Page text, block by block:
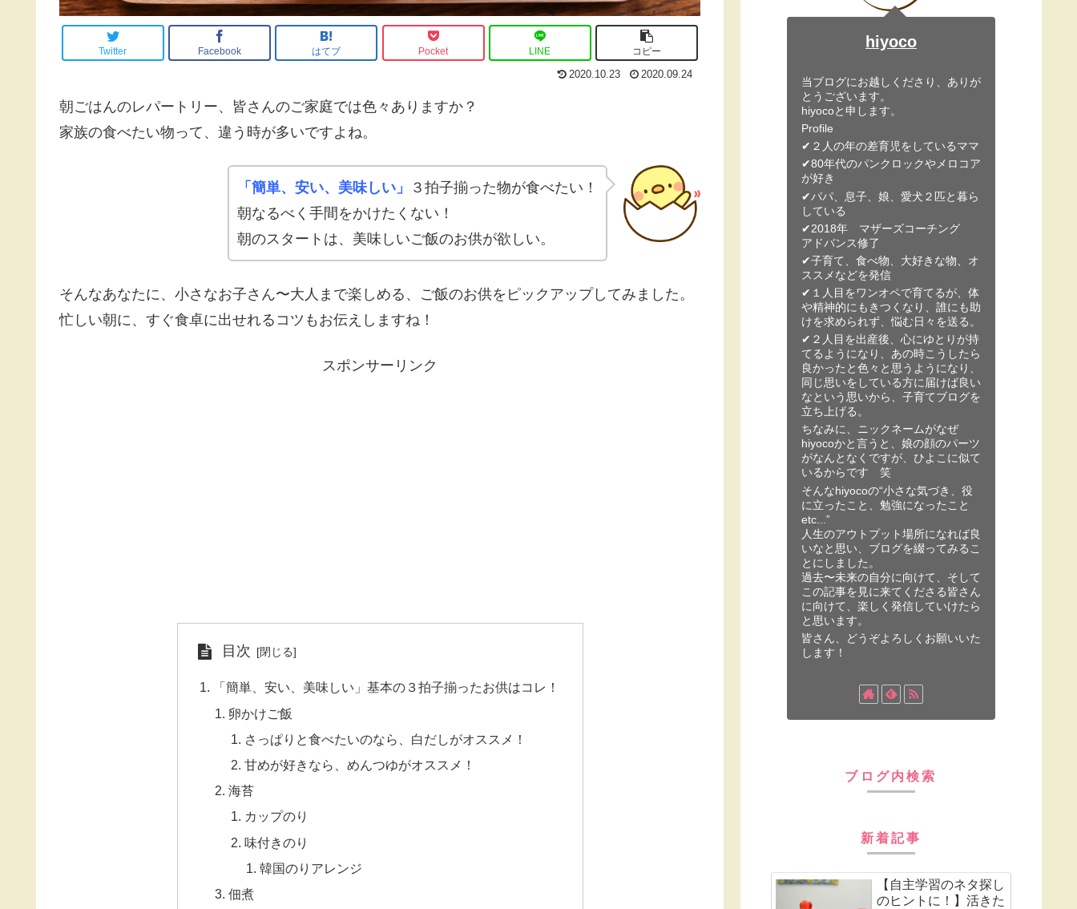
Twitter Facebook はてブ Pocket LINE コピー
2020.10.23 2020.09.24
朝ごはんのレパートリー、皆さんのご家庭では色々ありますか？
家族の食べたい物って、違う時が多いですよね。
「簡単、安い、美味しい」
３拍子揃った物が食べたい！
朝なるべく手間をかけたくない！
朝のスタートは、美味しいご飯のお供が欲しい。
そんなあなたに、小さなお子さん〜大人まで楽しめる、ご飯のお供をピックアップしてみました。
忙しい朝に、すぐ食卓に出せれるコツもお伝えしますね！
スポンサーリンク
目次
「簡単、安い、美味しい」基本の３拍子揃ったお供はコレ！
卵かけご飯
さっぱりと食べたいのなら、白だしがオススメ！
甘めが好きなら、めんつゆがオススメ！
海苔
カップのり
味付きのり
韓国のりアレンジ
佃煮
hiyoco
当ブログにお越しくださり、ありが
とうございます。
hiyocoと申します。
Profile
✔︎２人の年の差育児をしているママ
✔︎80年代のパンクロックやメロコア
が好き
✔パパ、息子、娘、愛犬２匹と暮ら
している
✔︎2018年 マザーズコーチング
アドバンス修了
✔︎子育て、食べ物、大好きな物、オ
ススメなどを発信
✔︎１人目をワンオペで育てるが、体
や精神的にもきつくなり、誰にも助
けを求められず、悩む日々を送る。
✔︎２人目を出産後、心にゆとりが持
てるようになり、あの時こうしたら
良かったと色々と思うようになり、
同じ思いをしている方に届けば良い
なという思いから、子育てブログを
立ち上げる。
ちなみに、ニックネームがなぜ
hiyocoかと言うと、娘の顔のパーツ
がなんとなくですが、ひよこに似て
いるからです 笑
そんなhiyocoの“小さな気づき、役
に立ったこと、勉強になったこと
etc...”
人生のアウトプット場所になれば良
いなと思い、ブログを綴ってみるこ
とにしました。
過去〜未来の自分に向けて、そして
この記事を見に来てくださる皆さん
に向けて、楽しく発信していけたら
と思います。
皆さん、どうぞよろしくお願いいた
します！
ブログ内検索
新着記事
【自主学習のネタ探し
のヒントに！】活きた